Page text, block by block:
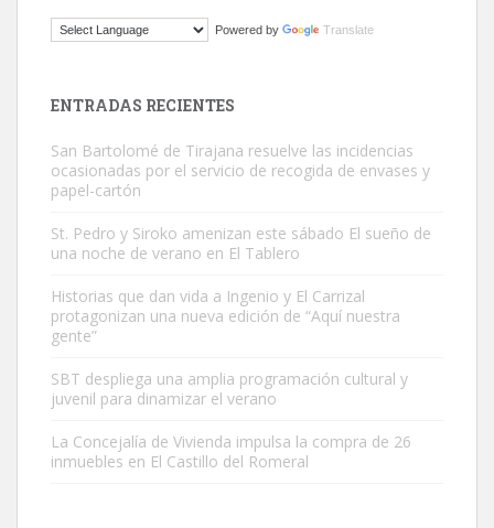
El ayuntamiento se va a llevar a Los Gatos callejeros de la zona los
Este gato macho ha aparecido en la calle hace menos de un mes,
es muy manso y extremadamente cari...
Leales.org » Gran Canaria
Powered by Translate
ENTRADAS RECIENTES
San Bartolomé de Tirajana resuelve las incidencias
ocasionadas por el servicio de recogida de envases y
papel-cartón
St. Pedro y Siroko amenizan este sábado El sueño de
una noche de verano en El Tablero
Historias que dan vida a Ingenio y El Carrizal
protagonizan una nueva edición de “Aquí nuestra
gente”
SBT despliega una amplia programación cultural y
juvenil para dinamizar el verano
La Concejalía de Vivienda impulsa la compra de 26
inmuebles en El Castillo del Romeral